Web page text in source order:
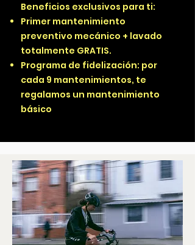
Beneficios exclusivos para ti:
Primer mantenimiento
preventivo mecánico + lavado
totalmente GRATIS.
Programa de fidelización: por
cada 9 mantenimientos, te
regalamos un mantenimiento
básico